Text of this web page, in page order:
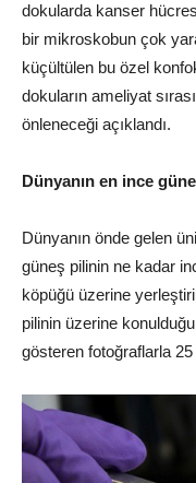
dokularda kanser
bir mikroskobun çok
küçültülen bu özel
dokuların ameliyat
önleneceği açıklandı.
Dünyanın en ince
Dünyanın önde gelen
güneş pilinin ne kadar
köpüğü üzerine
pilinin üzerine
gösteren fotoğraflarla 25